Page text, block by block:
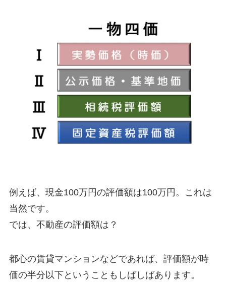
処分・換
相続放棄 〇
遺留分額
請求
調停・審
判
例えば、現金100万円の評価額は100万円。これは
当然です。
では、不動産の評価額は？
都心の賃貸マンションなどであれば、評価額が時
価の半分以下ということもしばしばあります。